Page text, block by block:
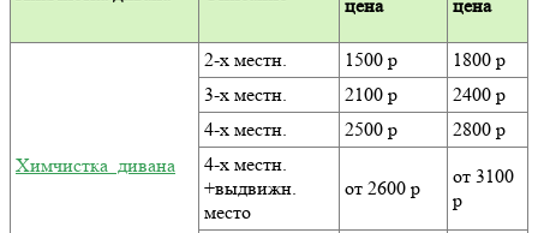
цена
цена
Химчистка дивана
2-х местн. 1500 р
1800 р
3-х местн.
2100 р
2400 р
4-х местн.
2500 р
2800 р
4-х местн.
+выдвижн.
место
от 2600 р
от 3100
р